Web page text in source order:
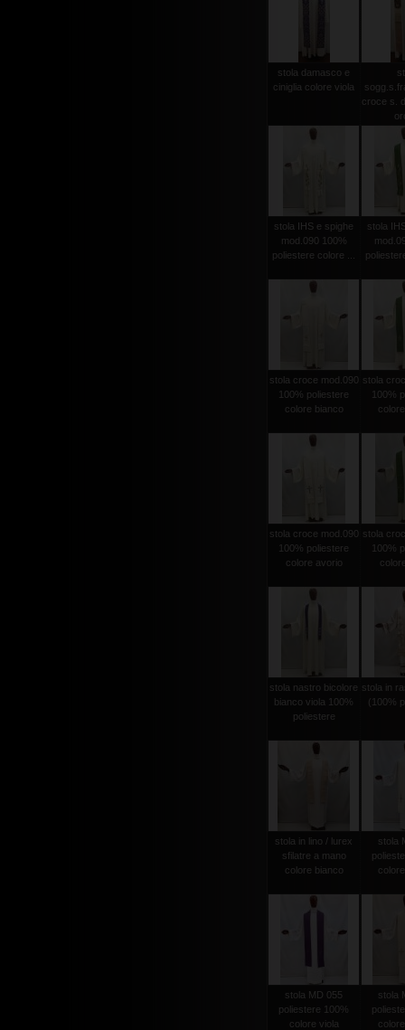
stola damasco e
ciniglia colore viola
croce s.
stola IHS e spighe
mod.090 100%
poliestere colore ...
stola
stola croce mod.090
100% poliestere
colore bianco
stola
100%
stola croce mod.090
100% poliestere
colore avorio
stola
100%
stola nastro bicolore
bianco viola 100%
poliestere
stola in
(100%
stola in lino / lurex
sfilatre a mano
colore bianco
stola
stola MD 055
poliestere 100%
colore viola
stola